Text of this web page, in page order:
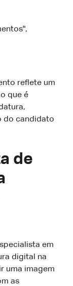
reflete um
que é
do candidato
de
em
digital na
uma imagem
as